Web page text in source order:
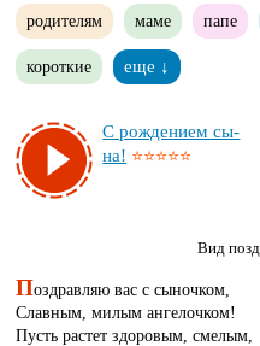
родителям маме папе
короткие еще ↓
С рож­де­ни­ем сы­
на! ⭐⭐⭐⭐⭐
Вид
Поздравляю вас с сыночком,
Славным, милым ангелочком!
Пусть растет здоровым, смелым,